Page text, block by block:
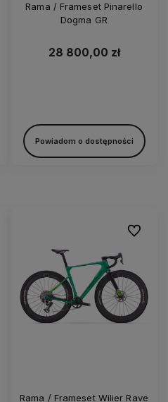
Rama / Frameset Pinarello
Dogma GR
28 800,00 zł
Powiadom o dostępności
Rama / Frameset Wilier Rave
Do